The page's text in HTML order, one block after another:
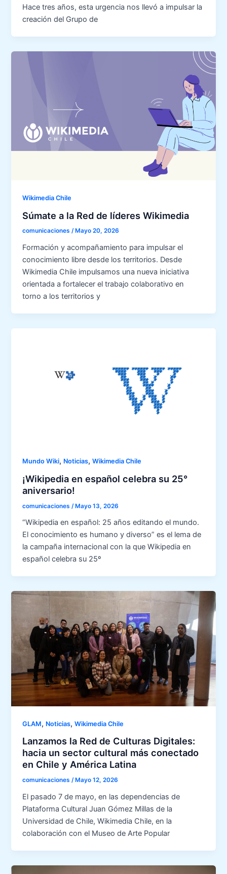
Hace tres años, esta urgencia nos llevó a impulsar la
creación del Grupo de
Wikimedia Chile
Súmate a la Red de líderes Wikimedia
comunicaciones/ Mayo 20, 2026
Formación y acompañamiento para impulsar el
conocimiento libre desde los territorios. Desde
Wikimedia Chile impulsamos una nueva iniciativa
orientada a fortalecer el trabajo colaborativo en
torno a los territorios y
Mundo Wiki, Noticias,Wikimedia Chile
¡Wikipedia en español celebra su 25°
aniversario!
comunicaciones /Mayo 13, 2026
“Wikipedia en español: 25 años editando el mundo.
El conocimiento es humano y diverso” es el lema de
la campaña internacional con la que Wikipedia en
español celebra su 25º
GLAM, Noticias,Wikimedia Chile
Lanzamos la Red de Culturas Digitales:
hacia un sector cultural más conectado
en Chile y América Latina
comunicaciones/ Mayo 12, 2026
El pasado 7 de mayo, en las dependencias de
Plataforma Cultural Juan Gómez Millas de la
Universidad de Chile, Wikimedia Chile, en la
colaboración con el Museo de Arte Popular